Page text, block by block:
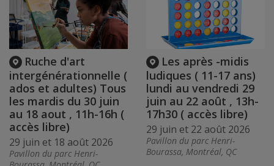
Ruche d'art
intergénérationnelle (
ados et adultes) Tous
les mardis du 30 juin
au 18 aout , 11h-16h (
accès libre)
29 juin et 18 août 2026
Pavillon du parc Henri-
Les après -midis
ludiques ( 11-17 ans)
lundi au vendredi 29
juin au 22 août , 13h-
17h30 ( accès libre)
29 juin et 22 août 2026
Pavillon du parc Henri-
Bourassa, Montréal, QC